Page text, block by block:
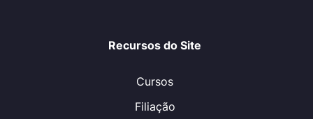
Recursos do Site
Cursos
Filiação